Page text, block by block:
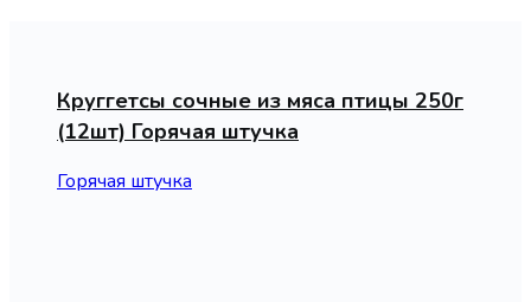
Круггетсы сочные из мяса птицы 250г
(12шт) Горячая штучка
Горячая штучка